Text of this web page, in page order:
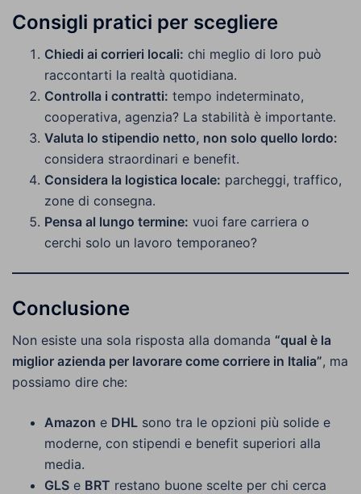
Consigli pratici per scegliere
Chiedi ai corrieri locali: chi meglio di loro può
raccontarti la realtà quotidiana.
Controlla i contratti: tempo indeterminato,
cooperativa, agenzia? La stabilità è importante.
Valuta lo stipendio netto, non solo quello lordo:
considera straordinari e benefit.
Considera la logistica locale: parcheggi, traffico,
zone di consegna.
Pensa al lungo termine: vuoi fare carriera o
cerchi solo un lavoro temporaneo?
Conclusione
Non esiste una sola risposta alla domanda “qual è la
miglior azienda per lavorare come corriere in Italia”, ma
possiamo dire che:
Amazon e DHL sono tra le opzioni più solide e
moderne, con stipendi e benefit superiori alla
media.
GLS e BRT restano buone scelte per chi cerca